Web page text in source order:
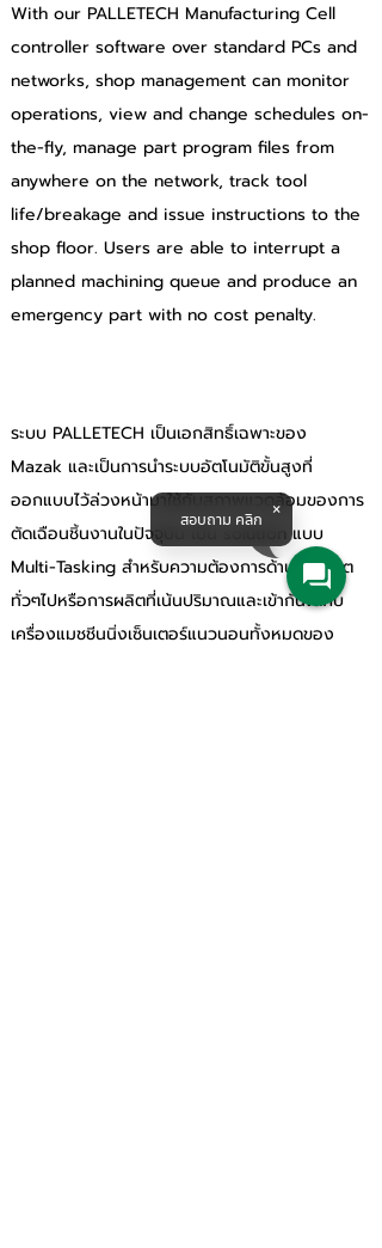
With our PALLETECH Manufacturing Cell
controller software over standard PCs and
networks, shop management can monitor
operations, view and change schedules on-
the-fly, manage part program files from
anywhere on the network, track tool
life/breakage and issue instructions to the
shop floor. Users are able to interrupt a
planned machining queue and produce an
emergency part with no cost penalty.
ระบบ PALLETECH เป็นเอกสิทธิ์เฉพาะของ
Mazak และเป็นการนำระบบอัตโนมัติขั้นสูงที่
ออกแบบไว้ล่วงหน้ามาใช้กับสภาพแวดล้อมของการ
ตัดเฉือนชิ้นงานในปัจจุบัน เป็น solution แบบ
Multi-Tasking สำหรับความต้องการด้านการผลิต
ทั่วๆไปหรือการผลิตที่เน้นปริมาณและเข้ากันได้กับ
เครื่องแมชชีนนิ่งเซ็นเตอร์แนวนอนทั้งหมดของ
สอบถาม คลิก